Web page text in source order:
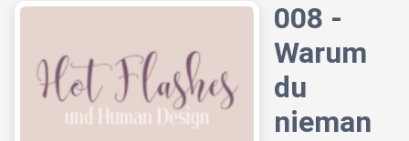
008 -
Warum
du
nieman